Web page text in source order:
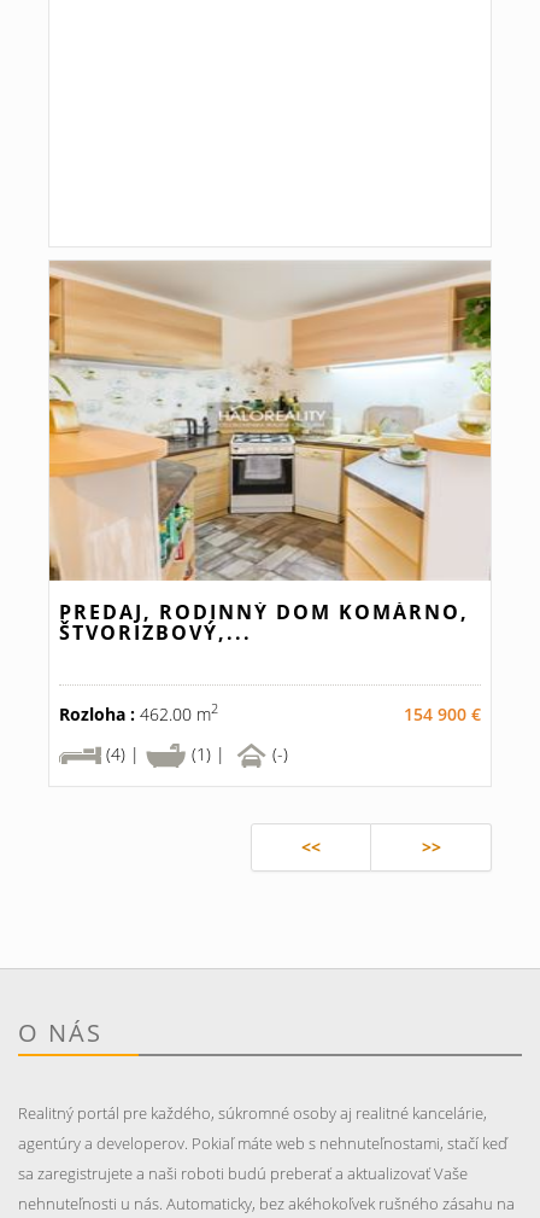
PREDAJ, RODINNÝ DOM KOMÁRNO,
ŠTVORIZBOVÝ,...
Rozloha : 462.00 m2
154 900 €
(4) |
(1) | (-)
<< >>
O NÁS
Realitný portál pre každého, súkromné osoby aj realitné kancelárie,
agentúry a developerov. Pokiaľ máte web s nehnuteľnostami, stačí keď
sa zaregistrujete a naši roboti budú preberať a aktualizovať Vaše
nehnuteľnosti u nás. Automaticky, bez akéhokoľvek rušného zásahu na